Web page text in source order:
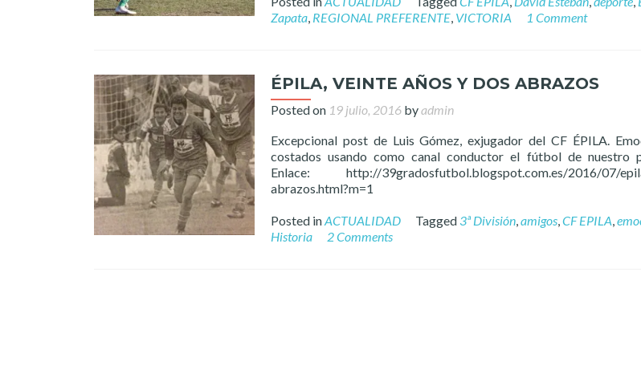
Zapata, REGIONAL PREFERENTE, VICTORIA 1 Comment
ÉPILA, VEINTE AÑOS Y DOS ABRAZOS
Posted on 19 julio, 2016 byadmin
Excepcional post de Luis Gómez, exjugador del CF ÉPILA.
costados usando como canal conductor el fútbol de nuestro
Enlace: http://39gradosfutbol.blogspot.com.es/2016/07/
abrazos.html?m=1
Posted inACTUALIDAD Tagged 3ª División,amigos,CF EPILA,
Historia
2 Comments